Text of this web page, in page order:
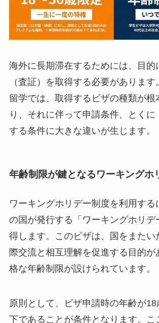
海外に長期滞在するためには、目的
（査証）を取得する必要があります
留学では、取得するビザの種類が根
り、それに伴って申請条件、とくに
する条件に大きな違いが生じます。
年齢制限が鍵となるワーキングホ
ワーキングホリデー制度を利用する
の国が発行する「ワーキングホリデ
得します。このビザは、国をまたい
際交流と相互理解を促進する目的が
格な年齢制限が設けられています。
原則として、ビザ申請時の年齢が18
下であることが条件となります。こ